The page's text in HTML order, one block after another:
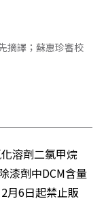
摘譯；蘇惠珍審校
溶劑二氯甲烷
漆劑中DCM含量
月6日起禁止販